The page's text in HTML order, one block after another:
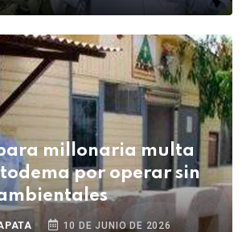
millonaria multa
por operar sin
10 DE JUNIO DE 2026